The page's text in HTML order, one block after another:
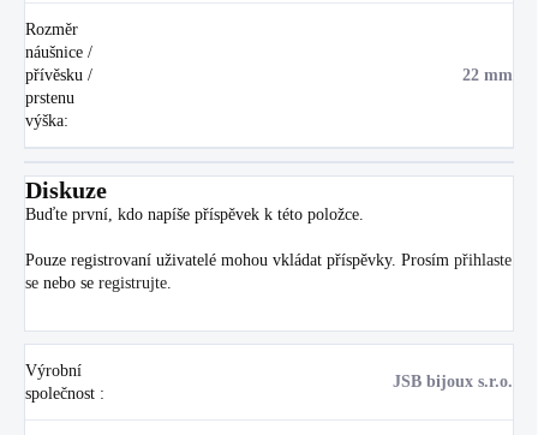
Rozměr
náušnice /
přívěsku /
prstenu
výška:
22 mm
Diskuze
Buďte první, kdo napíše příspěvek k této položce.
Pouze registrovaní uživatelé mohou vkládat příspěvky. Prosím přihlaste
se nebo se registrujte
Výrobní
společnost :
JSB bijoux s.r.o.